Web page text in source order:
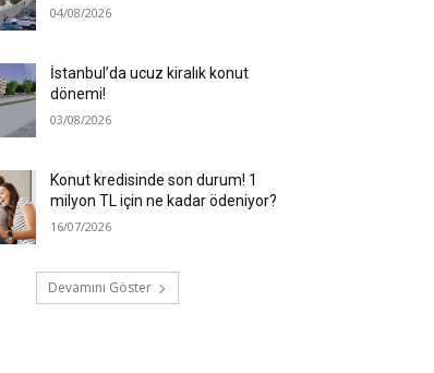
04/08/2026
İstanbul’da ucuz kiralık konut
dönemi!
03/08/2026
Konut kredisinde son durum! 1
milyon TL için ne kadar ödeniyor?
16/07/2026
Devamını Göster